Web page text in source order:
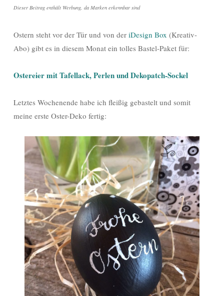
Dieser Beitrag enthält Werbung, da Marken erkennbar sind
Ostern steht vor der Tür und von der iDesign Box (Kreativ-
Abo) gibt es in diesem Monat ein tolles Bastel-Paket für:
Ostereier mit Tafellack, Perlen und Dekopatch-Sockel
Letztes Wochenende habe ich fleißig gebastelt und somit
meine erste Oster-Deko fertig: